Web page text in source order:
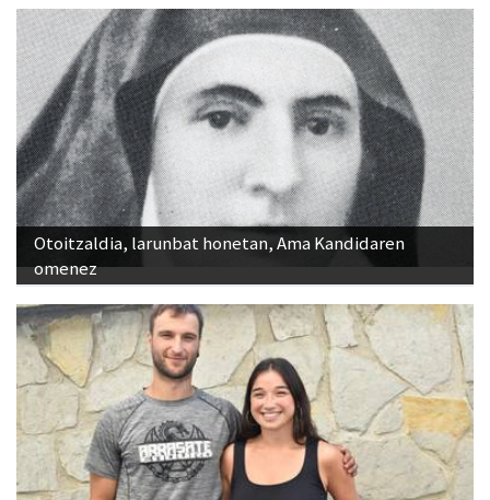
Otoitzaldia, larunbat honetan, Ama Kandidaren
omenez